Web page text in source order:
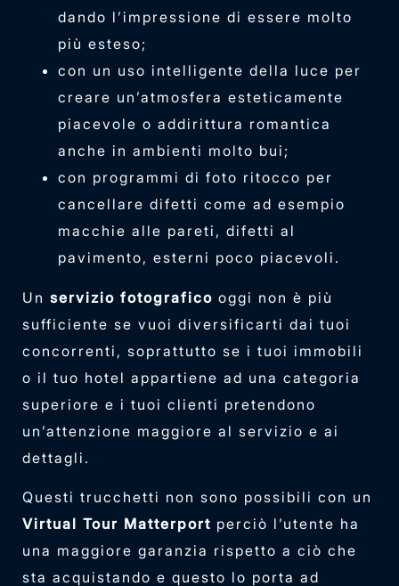
dando l’impressione di essere molto
più esteso;
con un uso intelligente della luce per
creare un’atmosfera esteticamente
piacevole o addirittura romantica
anche in ambienti molto bui;
con programmi di foto ritocco per
cancellare difetti come ad esempio
macchie alle pareti, difetti al
pavimento, esterni poco piacevoli.
Un servizio fotografico oggi non è più
sufficiente se vuoi diversificarti dai tuoi
concorrenti, soprattutto se i tuoi immobili
o il tuo hotel appartiene ad una categoria
superiore e i tuoi clienti pretendono
un’attenzione maggiore al servizio e ai
dettagli.
Questi trucchetti non sono possibili con un
Virtual Tour Matterport perciò l’utente ha
una maggiore garanzia rispetto a ciò che
sta acquistando e questo lo porta ad